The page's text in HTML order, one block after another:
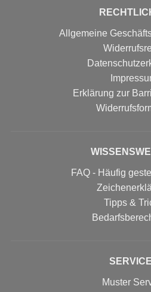
Allgemeine
Erklärung zur
FAQ - Häufig
Tipps &
Muster